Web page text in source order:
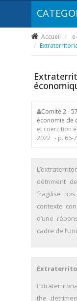
Accueil
Comité 2 -
économie de
et coercition
2022 - p. 66-
détriment
fragilise
contexte
d’une
cadre de
the